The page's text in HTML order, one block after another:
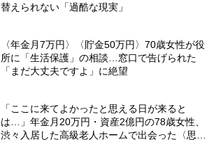
替えられない「過酷な現実」
〈年金月7万円〉〈貯金50万円〉70歳女性が役
所に「生活保護」の相談…窓口で告げられた
「まだ大丈夫ですよ」に絶望
「ここに来てよかったと思える日が来ると
は…」年金月20万円・資産2億円の78歳女性、
渋々入居した高級老人ホームで出会った〈思わ